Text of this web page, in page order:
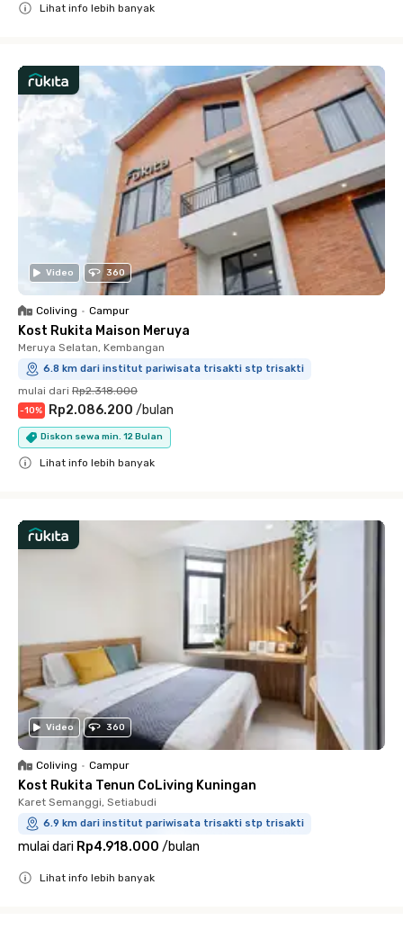
Lihat info lebih banyak
Video 360
Coliving • Campur
Kost Rukita Maison Meruya
Meruya Selatan, Kembangan
6.8 km dari institut pariwisata trisakti stp trisakti
mulai dari Rp2.318.000
-10% Rp2.086.200 /bulan
Diskon sewa min. 12 Bulan
Lihat info lebih banyak
Video 360
Coliving • Campur
Kost Rukita Tenun CoLiving Kuningan
Karet Semanggi, Setiabudi
6.9 km dari institut pariwisata trisakti stp trisakti
mulai dari Rp4.918.000 /bulan
Lihat info lebih banyak